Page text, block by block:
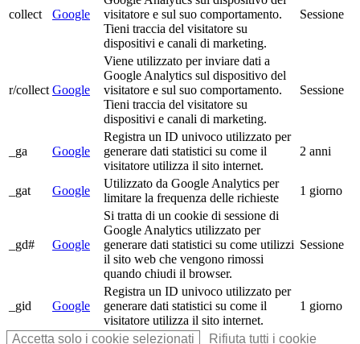
collect Google
visitatore e sul suo comportamento.
Tieni traccia del visitatore su
dispositivi e canali di marketing.
Sessione
r/collect Google
Viene utilizzato per inviare dati a
Google Analytics sul dispositivo del
visitatore e sul suo comportamento.
Tieni traccia del visitatore su
dispositivi e canali di marketing.
Sessione
_ga Google
Registra un ID univoco utilizzato per
generare dati statistici su come il
visitatore utilizza il sito internet.
2 anni
_gat Google
Utilizzato da Google Analytics per
limitare la frequenza delle richieste
1 giorno
_gd# Google
Si tratta di un cookie di sessione di
Google Analytics utilizzato per
generare dati statistici su come utilizzi
il sito web che vengono rimossi
quando chiudi il browser.
Sessione
_gid Google
Registra un ID univoco utilizzato per
generare dati statistici su come il
visitatore utilizza il sito internet.
1 giorno
Accetta solo i cookie selezionati Rifiuta tutti i cookie